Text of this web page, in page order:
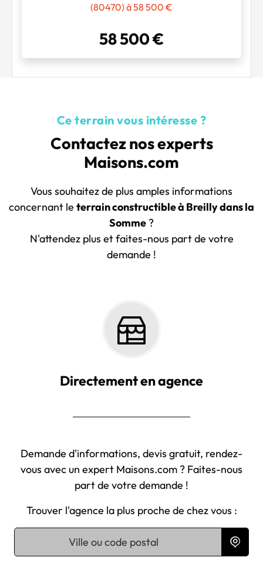
(80470) à 58 500 €
58 500 €
Ce terrain vous intéresse ?
Contactez nos experts
Maisons.com
Vous souhaitez de plus amples informations
concernant le terrain constructible à Breilly dans la
Somme ?
N'attendez plus et faites-nous part de votre
demande !
Directement en agence
Demande d'informations, devis gratuit, rendez-
vous avec un expert Maisons.com ? Faites-nous
part de votre demande !
Trouver l'agence la plus proche de chez vous :